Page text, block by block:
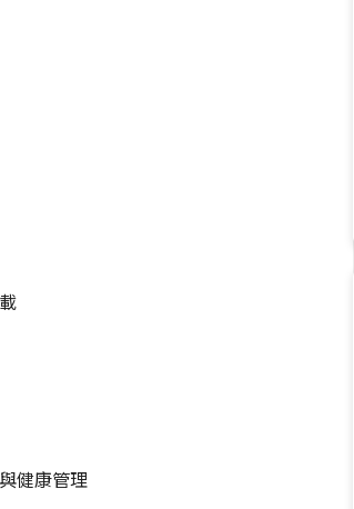
健康管理